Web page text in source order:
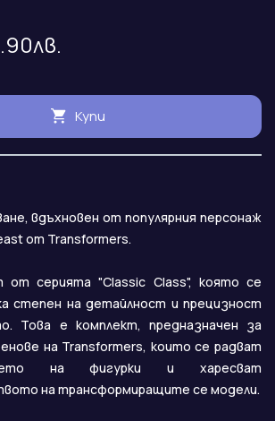
Купи
вдъхновен от популярния персонаж
от Transformers.
серията "Classic Class", която се
степен на детайлност и прецизност
Това е комплект, предназначен за
на Transformers, които се радват
на фигурки и харесват
на трансформиращите се модели.